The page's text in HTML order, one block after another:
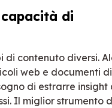
di
di contenuto diversi.
web e documenti di
di estrarre insight
Il miglior strumento